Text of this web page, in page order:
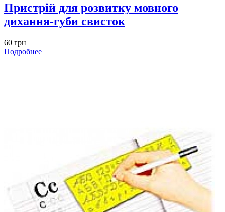
Пристрій для розвитку мовного
дихання-губи свисток
60 грн
Подробнее